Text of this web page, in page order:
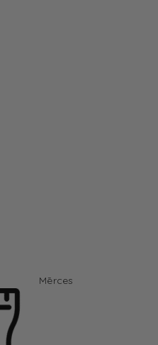
Mērces